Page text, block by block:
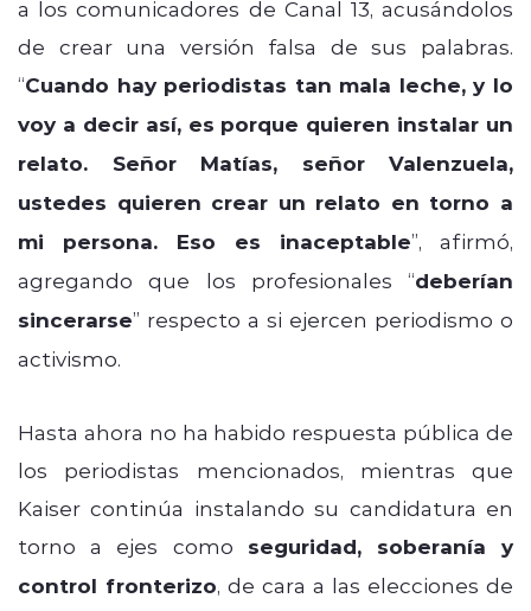
a los comunicadores de Canal 13, acusándolos
de crear una versión falsa de sus palabras.
“Cuando hay periodistas tan mala leche, y lo
voy a decir así, es porque quieren instalar un
relato. Señor Matías, señor Valenzuela,
ustedes quieren crear un relato en torno a
mi persona. Eso es inaceptable”, afirmó,
agregando que los profesionales “deberían
sincerarse” respecto a si ejercen periodismo o
activismo.
Hasta ahora no ha habido respuesta pública de
los periodistas mencionados, mientras que
Kaiser continúa instalando su candidatura en
torno a ejes como seguridad, soberanía y
control fronterizo, de cara a las elecciones de